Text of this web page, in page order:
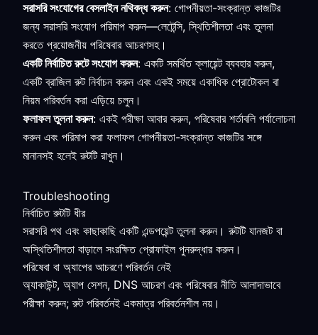
সরাসরি সংযোগের বেসলাইন নথিবদ্ধ করুন: গোপনীয়তা-সংক্রান্ত কাজটির
জন্য সরাসরি সংযোগ পরিমাপ করুন—লেটেন্সি, স্থিতিশীলতা এবং তুলনা
করতে প্রয়োজনীয় পরিষেবার আচরণসহ।
একটি নির্বাচিত রুটে সংযোগ করুন: একটি সমর্থিত ক্লায়েন্ট ব্যবহার করুন,
একটি ব্রাজিল রুট নির্বাচন করুন এবং একই সময়ে একাধিক প্রোটোকল বা
নিয়ম পরিবর্তন করা এড়িয়ে চলুন।
ফলাফল তুলনা করুন: একই পরীক্ষা আবার করুন, পরিষেবার শর্তাবলি পর্যালোচনা
করুন এবং পরিমাপ করা ফলাফল গোপনীয়তা-সংক্রান্ত কাজটির সঙ্গে
মানানসই হলেই রুটটি রাখুন।
Troubleshooting
নির্বাচিত রুটটি ধীর
সরাসরি পথ এবং কাছাকাছি একটি এন্ডপয়েন্ট তুলনা করুন। রুটটি যানজট বা
অস্থিতিশীলতা বাড়ালে সংরক্ষিত প্রোফাইল পুনরুদ্ধার করুন।
পরিষেবা বা অ্যাপের আচরণে পরিবর্তন নেই
অ্যাকাউন্ট, অ্যাপ সেশন, DNS আচরণ এবং পরিষেবার নীতি আলাদাভাবে
পরীক্ষা করুন; রুট পরিবর্তনই একমাত্র পরিবর্তনশীল নয়।